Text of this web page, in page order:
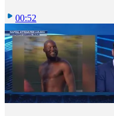
00:52